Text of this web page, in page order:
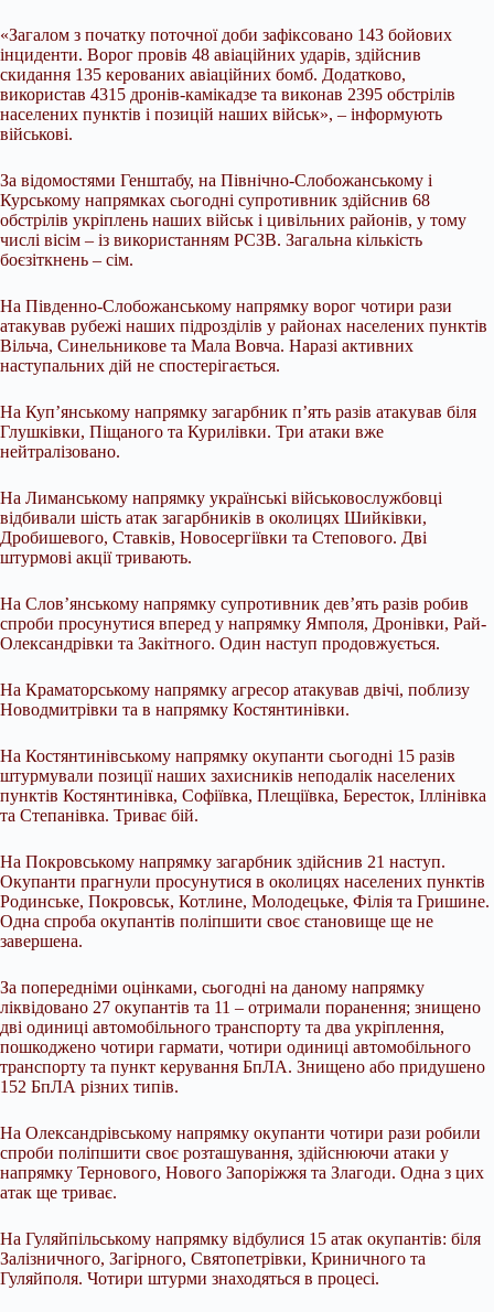
«Загалом з початку поточної доби зафіксовано 143 бойових
інциденти. Ворог провів 48 авіаційних ударів, здійснив
скидання 135 керованих авіаційних бомб. Додатково,
використав 4315 дронів-камікадзе та виконав 2395 обстрілів
населених пунктів і позицій наших військ», – інформують
військові.
За відомостями Генштабу, на Північно-Слобожанському і
Курському напрямках сьогодні супротивник здійснив 68
обстрілів укріплень наших військ і цивільних районів, у тому
числі вісім – із використанням РСЗВ. Загальна кількість
боєзіткнень – сім.
На Південно-Слобожанському напрямку ворог чотири рази
атакував рубежі наших підрозділів у районах населених пунктів
Вільча, Синельникове та Мала Вовча. Наразі активних
наступальних дій не спостерігається.
На Куп’янському напрямку загарбник п’ять разів атакував біля
Глушківки, Піщаного та Курилівки. Три атаки вже
нейтралізовано.
На Лиманському напрямку українські військовослужбовці
відбивали шість атак загарбників в околицях Шийківки,
Дробишевого, Ставків, Новосергіївки та Степового. Дві
штурмові акції тривають.
На Слов’янському напрямку супротивник дев’ять разів робив
спроби просунутися вперед у напрямку Ямполя, Дронівки, Рай-
Олександрівки та Закітного. Один наступ продовжується.
На Краматорському напрямку агресор атакував двічі, поблизу
Новодмитрівки та в напрямку Костянтинівки.
На Костянтинівському напрямку окупанти сьогодні 15 разів
штурмували позиції наших захисників неподалік населених
пунктів Костянтинівка, Софіївка, Плещіївка, Бересток, Іллінівка
та Степанівка. Триває бій.
На Покровському напрямку загарбник здійснив 21 наступ.
Окупанти прагнули просунутися в околицях населених пунктів
Родинське, Покровськ, Котлине, Молодецьке, Філія та Гришине.
Одна спроба окупантів поліпшити своє становище ще не
завершена.
За попередніми оцінками, сьогодні на даному напрямку
ліквідовано 27 окупантів та 11 – отримали поранення; знищено
дві одиниці автомобільного транспорту та два укріплення,
пошкоджено чотири гармати, чотири одиниці автомобільного
транспорту та пункт керування БпЛА. Знищено або придушено
152 БпЛА різних типів.
На Олександрівському напрямку окупанти чотири рази робили
спроби поліпшити своє розташування, здійснюючи атаки у
напрямку Тернового, Нового Запоріжжя та Злагоди. Одна з цих
атак ще триває.
На Гуляйпільському напрямку відбулися 15 атак окупантів: біля
Залізничного, Загірного, Святопетрівки, Криничного та
Гуляйполя. Чотири штурми знаходяться в процесі.